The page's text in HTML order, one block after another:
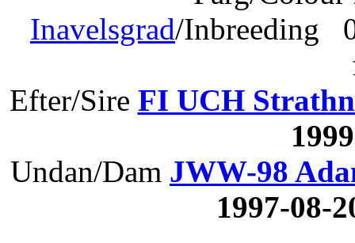
Inavelsgrad/Inbreeding
Efter/Sire FI UCH
Undan/Dam JWW-98
1997-